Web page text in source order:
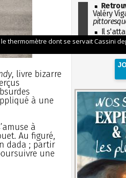
, livre bizarre
à une
à
Au figuré,
dada ; partir
une
Valéry
Il
sociétale